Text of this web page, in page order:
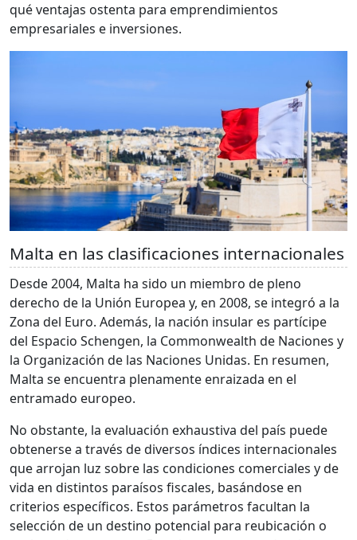
qué ventajas ostenta para emprendimientos
empresariales e inversiones.
Malta en las clasificaciones internacionales
Desde 2004, Malta ha sido un miembro de pleno
derecho de la Unión Europea y, en 2008, se integró a la
Zona del Euro. Además, la nación insular es partícipe
del Espacio Schengen, la Commonwealth de Naciones y
la Organización de las Naciones Unidas. En resumen,
Malta se encuentra plenamente enraizada en el
entramado europeo.
No obstante, la evaluación exhaustiva del país puede
obtenerse a través de diversos índices internacionales
que arrojan luz sobre las condiciones comerciales y de
vida en distintos paraísos fiscales, basándose en
criterios específicos. Estos parámetros facultan la
selección de un destino potencial para reubicación o